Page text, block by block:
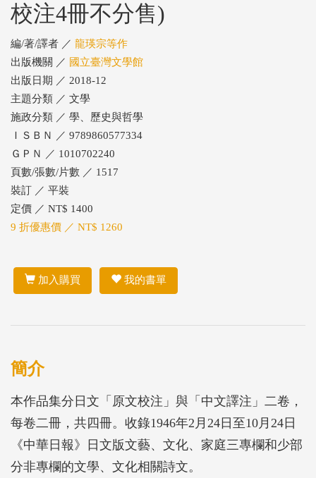
校注4冊不分售)
編/著/譯者 ／ 龍瑛宗等作
出版機關 ／ 國立臺灣文學館
出版日期 ／ 2018-12
主題分類 ／ 文學
施政分類 ／ 學、歷史與哲學
ＩＳＢＮ ／ 9789860577334
ＧＰＮ ／ 1010702240
頁數/張數/片數 ／ 1517
裝訂 ／ 平裝
定價 ／ NT$ 1400
9 折優惠價 ／ NT$ 1260
加入購買 我的書單
簡介
本作品集分日文「原文校注」與「中文譯注」二卷，
每卷二冊，共四冊。收錄1946年2月24日至10月24日
《中華日報》日文版文藝、文化、家庭三專欄和少部
分非專欄的文學、文化相關詩文。